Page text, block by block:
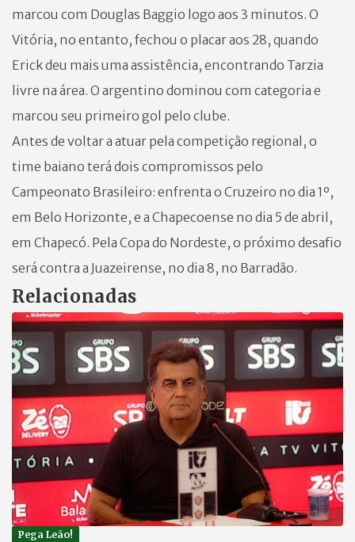
marcou com Douglas Baggio logo aos 3 minutos. O
Vitória, no entanto, fechou o placar aos 28, quando
Erick deu mais uma assistência, encontrando Tarzia
livre na área. O argentino dominou com categoria e
marcou seu primeiro gol pelo clube.
Antes de voltar a atuar pela competição regional, o
time baiano terá dois compromissos pelo
Campeonato Brasileiro: enfrenta o Cruzeiro no dia 1º,
em Belo Horizonte, e a Chapecoense no dia 5 de abril,
em Chapecó. Pela Copa do Nordeste, o próximo desafio
será contra a Juazeirense, no dia 8, no Barradão.
Relacionadas
Pega Leão!